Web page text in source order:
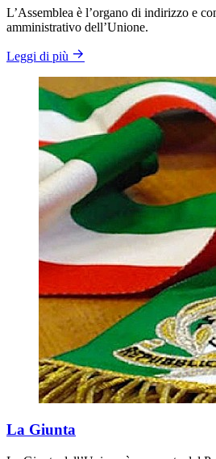
L’Assemblea è l’organo di indirizzo e
amministrativo dell’Unione.
Leggi di più
La Giunta